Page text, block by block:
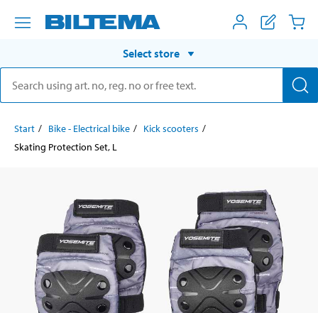
Select store
Start Bike - Electrical bike
Kick scooters
Skating Protection Set, L